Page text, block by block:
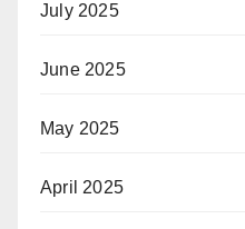
July 2025
June 2025
May 2025
April 2025